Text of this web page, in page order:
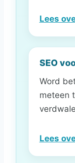
Lees
SEO
Word
meteen
Lees